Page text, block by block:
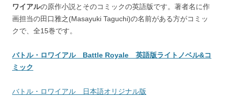
ワイアルの原作小説とそのコミックの英語版です。著者名に作
画担当の田口雅之(Masayuki Taguchi)の名前がある方がコミッ
クで、全15巻です。
バトル・ロワイアル Battle Royale 英語版ライトノベル&コ
ミック
バトル・ロワイアル 日本語オリジナル版